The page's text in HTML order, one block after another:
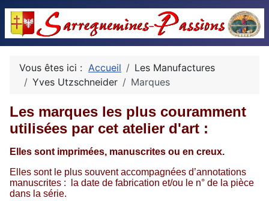
Vous êtes ici : Accueil
Les Manufactures
Yves Utzschneider
Marques
Les marques les plus couramment
utilisées par cet atelier d'art :
Elles sont imprimées, manuscrites ou en creux.
Elles sont le plus souvent accompagnées d’annotations
manuscrites : la date de fabrication et/ou le n° de la pièce
dans la série.